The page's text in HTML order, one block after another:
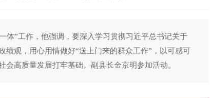
体”工作，他强调，要深入学习贯彻习近平总书记关于
观，用心用情做好“送上门来的群众工作”，以可感可
高质量发展打牢基础。副县长金京明参加活动。